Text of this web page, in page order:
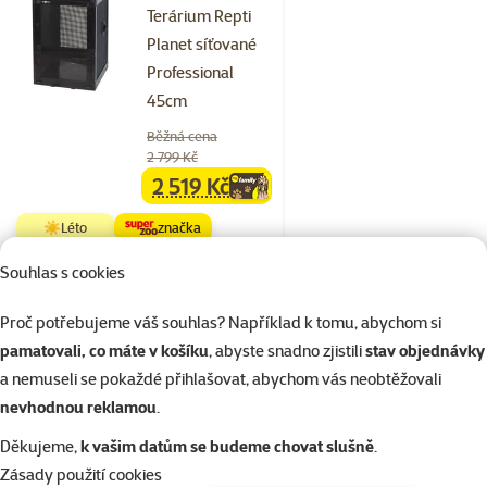
Souhlas s cookies
Proč potřebujeme váš souhlas? Například k tomu, abychom si
pamatovali, co máte v košíku, abyste snadno zjistilistav objednávky
a nemuseli se pokaždé přihlašovat, abychom vás neobtěžovali
nevhodnou reklamou.
Děkujeme,k vašim datům se budeme chovat slušně.
Zásady použití cookies
Terárium Repti
Planet síťované
Professional
45cm
Běžná cena
2 799 Kč
familycena
2 519 Kč
☀️Léto značka
zdarma
do košíku
Planet síťované
Professional
Hodnocení 0%